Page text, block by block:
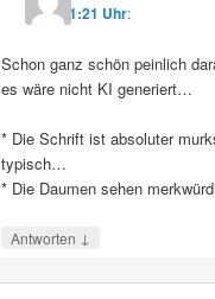
11:21 Uhr:
Schon ganz schön peinlich
es wäre nicht KI generiert…
* Die Schrift ist absoluter
typisch…
* Die Daumen sehen
Antworten ↓